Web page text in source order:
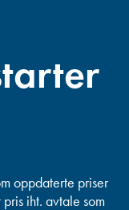
oppdaterte priser
iht. avtale som